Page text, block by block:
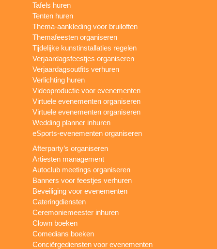
Tafels huren
Tenten huren
Thema-aankleding voor bruiloften
Themafeesten organiseren
Tijdelijke kunstinstallaties regelen
Verjaardagsfeestjes organiseren
Verjaardagsoutfits verhuren
Verlichting huren
Videoproductie voor evenementen
Virtuele evenementen organiseren
Virtuele evenementen organiseren
Wedding planner inhuren
eSports-evenementen organiseren
Afterparty’s organiseren
Artiesten management
Autoclub meetings organiseren
Banners voor feestjes verhuren
Beveiliging voor evenementen
Cateringdiensten
Ceremoniemeester inhuren
Clown boeken
Comedians boeken
Conciërgediensten voor evenementen